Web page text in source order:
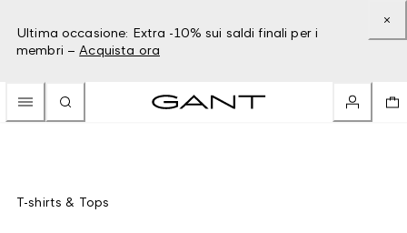
Ultima occasione: Extra -10% sui saldi finali per i
membri – Acquista ora
T-shirts & Tops